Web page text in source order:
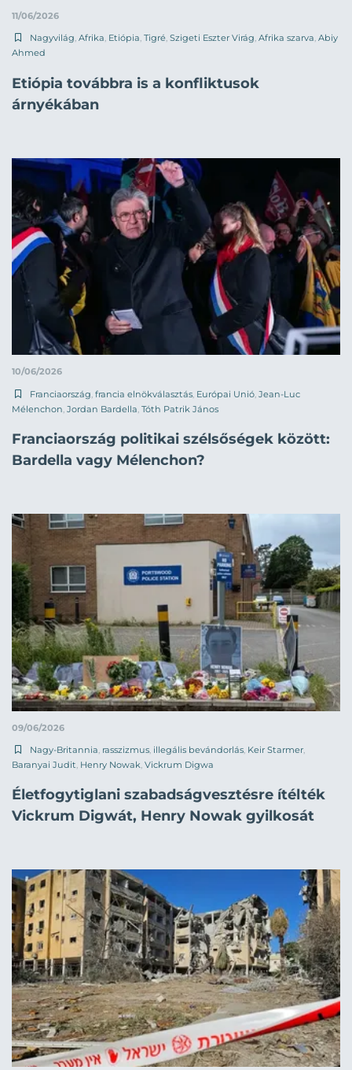
11/06/2026
Nagyvilág, Afrika, Etiópia, Tigré, Szigeti Eszter Virág, Afrika szarva, Abiy
Ahmed
Etiópia továbbra is a konfliktusok
árnyékában
10/06/2026
Franciaország francia elnökválasztás Európai Unió Jean-Luc
Mélenchon Jordan Bardella Tóth Patrik János
Franciaország politikai szélsőségek között:
Bardella vagy Mélenchon?
09/06/2026
Nagy-Britannia rasszizmus illegális bevándorlás Keir Starmer
Baranyai Judit Henry Nowak Vickrum Digwa
Életfogytiglani szabadságvesztésre ítélték
Vickrum Digwát, Henry Nowak gyilkosát